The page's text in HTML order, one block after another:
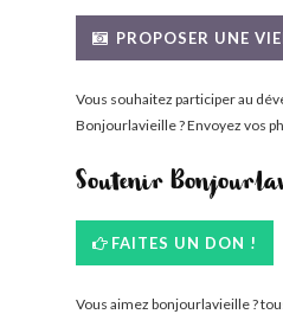
PROPOSER UNE
Vous souhaitez participer au
Bonjourlavieille ? Envoyez vos
Soutenir
FAITES UN DON !
Vous aimez bonjourlavieille ?